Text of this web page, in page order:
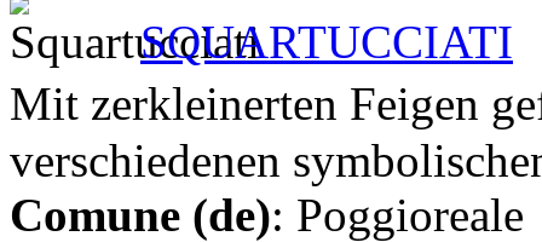
SQUARTUCCIATI
Mit zerkleinerten Feigen
verschiedenen
Comune (de): Poggioreale